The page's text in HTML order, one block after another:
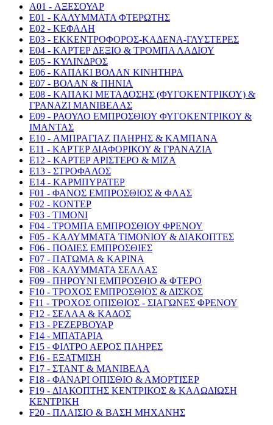
A01 - ΑΞΕΣΟΥΑΡ
E01 - ΚΑΛΥΜΜΑΤΑ ΦΤΕΡΩΤΗΣ
E02 - ΚΕΦΑΛΗ
E03 - ΕΚΚΕΝΤΡΟΦΟΡΟΣ-ΚΑΔΕΝΑ-ΓΛΥΣΤΕΡΕΣ
E04 - ΚΑΡΤΕΡ ΔΕΞΙΟ & ΤΡΟΜΠΑ ΛΑΔΙΟΥ
E05 - ΚΥΛΙΝΔΡΟΣ
E06 - ΚΑΠΑΚΙ ΒΟΛΑΝ ΚΙΝΗΤΗΡΑ
E07 - ΒΟΛΑΝ & ΠΗΝΙΑ
E08 - ΚΑΠΑΚΙ ΜΕΤΑΔΟΣΗΣ (ΦΥΓΟΚΕΝΤΡΙΚΟΥ) &
ΓΡΑΝΑΖΙ ΜΑΝΙΒΕΛΑΣ
E09 - ΡΑΟΥΛΟ ΕΜΠΡΟΣΘΙΟΥ ΦΥΓΟΚΕΝΤΡΙΚΟΥ &
ΙΜΑΝΤΑΣ
E10 - ΑΜΠΡΑΓΙΑΖ ΠΛΗΡΗΣ & ΚΑΜΠΑΝΑ
E11 - ΚΑΡΤΕΡ ΔΙΑΦΟΡΙΚΟΥ & ΓΡΑΝΑΖΙΑ
E12 - ΚΑΡΤΕΡ ΑΡΙΣΤΕΡΟ & ΜΙΖΑ
E13 - ΣΤΡΟΦΑΛΟΣ
E14 - ΚΑΡΜΠΥΡΑΤΕΡ
F01 - ΦΑΝΟΣ ΕΜΠΡΟΣΘΙΟΣ & ΦΛΑΣ
F02 - ΚΟΝΤΕΡ
F03 - ΤΙΜΟΝΙ
F04 - ΤΡΟΜΠΑ ΕΜΠΡΟΣΘΙΟΥ ΦΡΕΝΟΥ
F05 - ΚΑΛΥΜΜΑΤΑ ΤΙΜΟΝΙΟΥ & ΔΙΑΚΟΠΤΕΣ
F06 - ΠΟΔΙΕΣ ΕΜΠΡΟΣΘΙΕΣ
F07 - ΠΑΤΩΜΑ & ΚΑΡΙΝΑ
F08 - ΚΑΛΥΜΜΑΤΑ ΣΕΛΛΑΣ
F09 - ΠΗΡΟΥΝΙ ΕΜΠΡΟΣΘΙΟ & ΦΤΕΡΟ
F10 - ΤΡΟΧΟΣ ΕΜΠΡΟΣΘΙΟΣ & ΔΙΣΚΟΣ
F11 - ΤΡΟΧΟΣ ΟΠΙΣΘΙΟΣ - ΣΙΑΓΩΝΕΣ ΦΡΕΝΟΥ
F12 - ΣΕΛΛΑ & ΚΑΔΟΣ
F13 - ΡΕΖΕΡΒΟΥΑΡ
F14 - ΜΠΑΤΑΡΙΑ
F15 - ΦΙΛΤΡΟ ΑΕΡΟΣ ΠΛΗΡΕΣ
F16 - ΕΞΑΤΜΙΣΗ
F17 - ΣΤΑΝΤ & ΜΑΝΙΒΕΛΑ
F18 - ΦΑΝΑΡΙ ΟΠΙΣΘΙΟ & ΑΜΟΡΤΙΣΕΡ
F19 - ΔΙΑΚΟΠΤΗΣ ΚΕΝΤΡΙΚΟΣ & ΚΑΛΩΔΙΩΣΗ
ΚΕΝΤΡΙΚΗ
F20 - ΠΛΑΙΣΙΟ & ΒΑΣΗ ΜΗΧΑΝΗΣ